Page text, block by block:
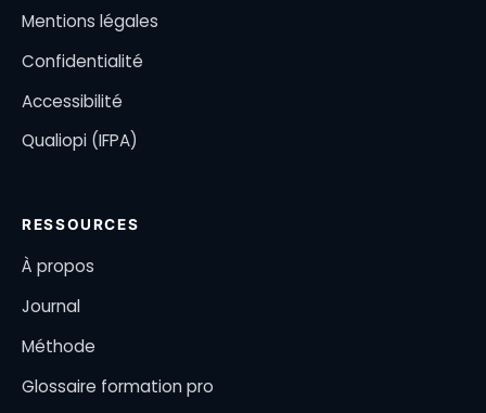
Mentions légales
Confidentialité
Accessibilité
Qualiopi (IFPA)
RESSOURCES
À propos
Journal
Méthode
Glossaire formation pro